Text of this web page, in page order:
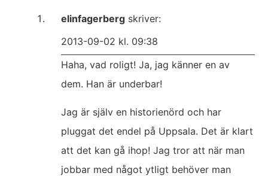
elinfagerberg skriver:
2013-09-02 kl. 09:38
Haha, vad roligt! Ja, jag känner en av
dem. Han är underbar!
Jag är själv en historienörd och har
pluggat det endel på Uppsala. Det är klart
att det kan gå ihop! Jag tror att när man
jobbar med något ytligt behöver man